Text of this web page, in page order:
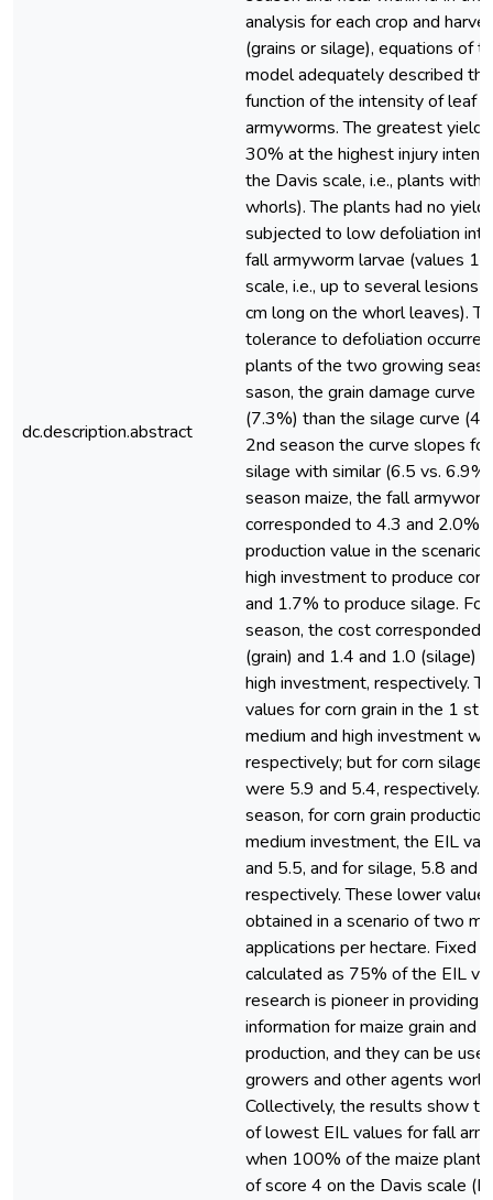
dc.description.abstract
analysis for each crop and
(grains or silage), equations of
model adequately described
function of the intensity of leaf
armyworms. The greatest
30% at the highest injury
the Davis scale, i.e., plants with
whorls). The plants had no
subjected to low defoliation
fall armyworm larvae (values
scale, i.e., up to several lesions
cm long on the whorl leaves).
tolerance to defoliation
plants of the two growing
sason, the grain damage curve
(7.3%) than the silage curve
2nd season the curve slopes
silage with similar (6.5 vs.
season maize, the fall
corresponded to 4.3 and 2.0%
production value in the scenario
high investment to produce
and 1.7% to produce silage.
season, the cost corresponded
(grain) and 1.4 and 1.0 (silage)
high investment, respectively.
values for corn grain in the 1 st
medium and high investment
respectively; but for corn silage
were 5.9 and 5.4, respectively.
season, for corn grain
medium investment, the EIL
and 5.5, and for silage, 5.8 and
respectively. These lower
obtained in a scenario of two
applications per hectare. Fixed
calculated as 75% of the EIL
research is pioneer in providing
information for maize grain and
production, and they can be
growers and other agents
Collectively, the results show
of lowest EIL values for fall
when 100% of the maize
of score 4 on the Davis scale